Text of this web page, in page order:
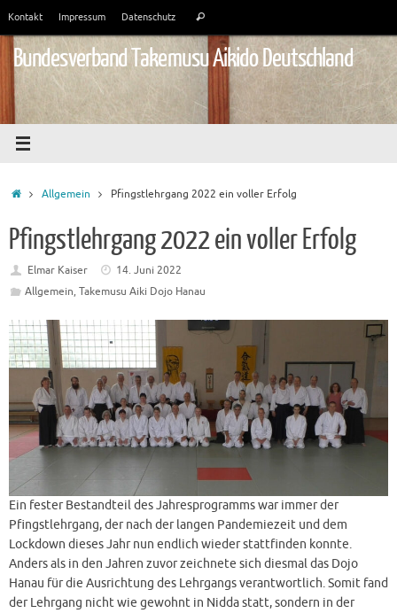
springen
Kontakt Impressum Datenschutz Suchen
Bundesverband Takemusu Aikido Deutschland
StartAllgemein Pfingstlehrgang 2022 ein voller Erfolg
Pfingstlehrgang 2022 ein voller Erfolg
Elmar Kaiser
14. Juni 2022
Allgemein, Takemusu Aiki Dojo Hanau
Ein fester Bestandteil des Jahresprogramms war immer der
Pfingstlehrgang, der nach der langen Pandemiezeit und dem
Lockdown dieses Jahr nun endlich wieder stattfinden konnte.
Anders als in den Jahren zuvor zeichnete sich diesmal das Dojo
Hanau für die Ausrichtung des Lehrgangs verantwortlich. Somit fand
der Lehrgang nicht wie gewohnt in Nidda statt, sondern in der